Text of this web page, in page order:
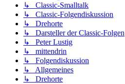
↳ Classic-Smalltalk
↳ Classic-Folgendiskussion
↳ Drehorte
↳ Darsteller der Classic-Folgen
↳ Peter Lustig
↳ mittendrin
↳ Folgendiskussion
↳ Allgemeines
↳ Drehorte